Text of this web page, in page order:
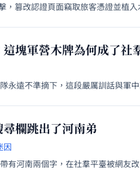
，篡改認證頁面竊取旅客憑證並植
塊軍營木牌為何成了社
永遠不準摘下，這段嚴厲訓話與軍
欄跳出了河南弟
因
有河南兩個字，在社羣平臺被網友